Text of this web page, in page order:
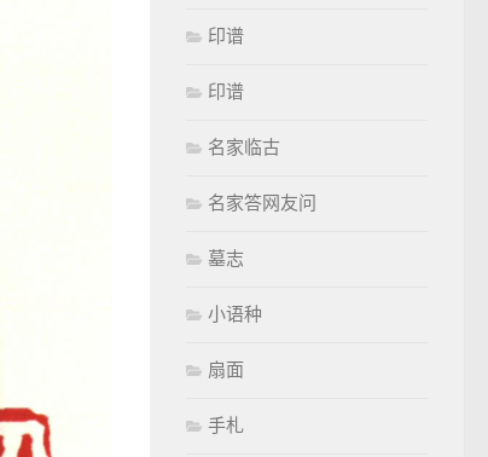
印谱
印谱
名家临古
名家答网友问
墓志
小语种
扇面
手札